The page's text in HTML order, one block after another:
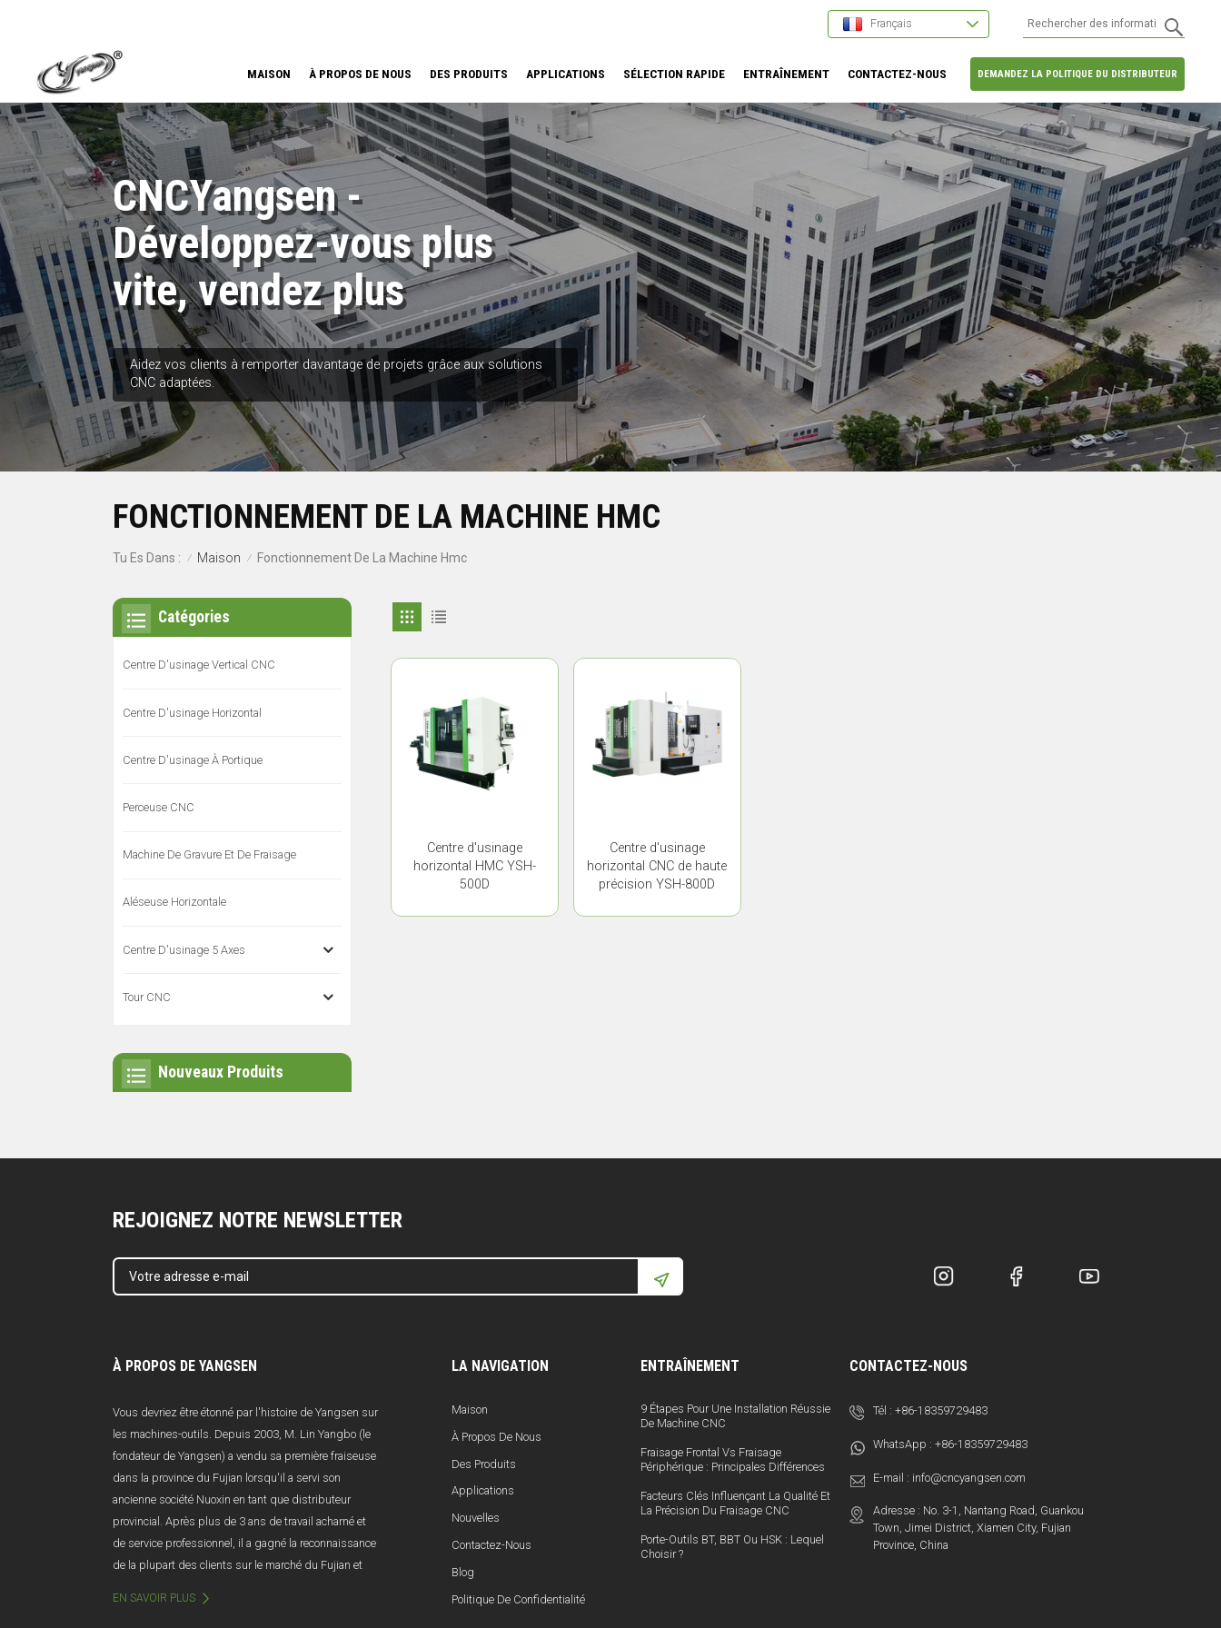
Français
DEMANDEZ LA POLITIQUE DU DISTRIBUTEUR
MAISON À PROPOS DE NOUS DES PRODUITS APPLICATIONS SÉLECTION RAPIDE ENTRAÎNEMENT CONTACTEZ-NOUS
CNCYangsen -
Développez-vous plus
vite, vendez plus
Aidez vos clients à remporter davantage de projets grâce aux solutions
CNC adaptées.
FONCTIONNEMENT DE LA MACHINE HMC
Tu Es Dans : / Maison / Fonctionnement De La Machine Hmc
Centre d'usinage
horizontal HMC YSH-
500D
Centre d'usinage
horizontal CNC de haute
précision YSH-800D
Catégories
Centre D'usinage Vertical CNC
Centre D'usinage Horizontal
Centre D'usinage À Portique
Perceuse CNC
Machine De Gravure Et De Fraisage
Aléseuse Horizontale
Centre D'usinage 5 Axes
Tour CNC
Nouveaux Produits
REJOIGNEZ NOTRE NEWSLETTER
À PROPOS DE YANGSEN
Vous devriez être étonné par l'histoire de Yangsen sur
les machines-outils. Depuis 2003, M. Lin Yangbo (le
fondateur de Yangsen) a vendu sa première fraiseuse
dans la province du Fujian lorsqu'il a servi son
ancienne société Nuoxin en tant que distributeur
provincial. Après plus de 3 ans de travail acharné et
de service professionnel, il a gagné la reconnaissance
de la plupart des clients sur le marché du Fujian et
yuans. Malheureusement, en raison d'une mauvaise
EN SAVOIR PLUS
LA NAVIGATION
Maison
À Propos De Nous
Des Produits
Applications
Nouvelles
Contactez-Nous
Blog
Politique De Confidentialité
ENTRAÎNEMENT
9 Étapes Pour Une Installation Réussie
De Machine CNC
Fraisage Frontal Vs Fraisage
Périphérique : Principales Différences
Facteurs Clés Influençant La Qualité Et
La Précision Du Fraisage CNC
Porte-Outils BT, BBT Ou HSK : Lequel
Choisir ?
CONTACTEZ-NOUS
Tél :+86-18359729483
WhatsApp :+86-18359729483
E-mail : info@cncyangsen.com
Adresse : No. 3-1, Nantang Road, Guankou
Town, Jimei District, Xiamen City, Fujian
Province, China